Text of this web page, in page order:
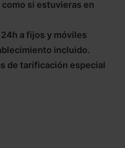
como si estuvieras en
a fijos y móviles
incluido.
de tarificación especial